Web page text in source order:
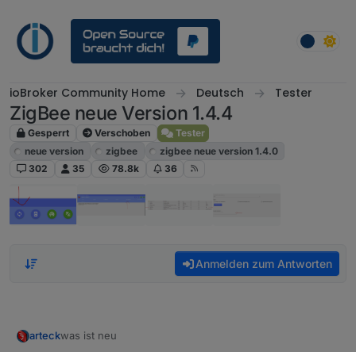
ioBroker Community Home Deutsch Tester
ZigBee neue Version 1.4.4
Gesperrt Verschoben
Tester
neue version
zigbee
zigbee neue version 1.4.0
302
35 78.8k 36
Anmelden zum Antworten
arteckwas ist neu